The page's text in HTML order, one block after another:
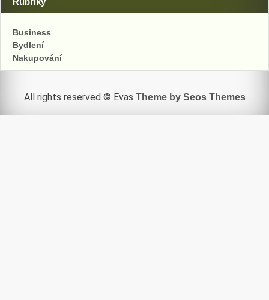
Business
Bydlení
Nakupování
All rights reserved © Evas Theme by Seos Themes